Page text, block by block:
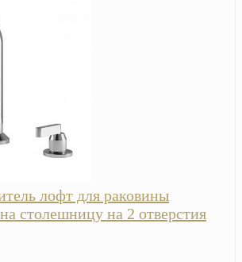
лофт для раковины
столешницу на 2 отверстия